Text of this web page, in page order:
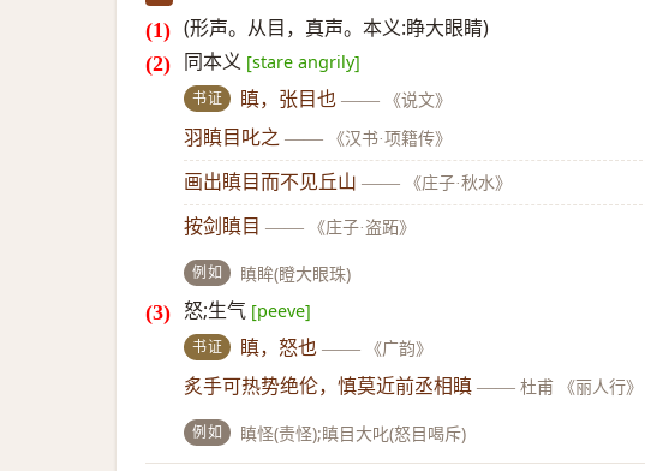
(形声。从目，真声。本义:睁大眼睛)
同本义 [stare angrily]
书证 瞋，张目也 —— 《说文》
羽瞋目叱之 —— 《汉书·项籍传》
画出瞋目而不见丘山 —— 《庄子·秋水》
按剑瞋目 —— 《庄子·盗跖》
例如 瞋眸(瞪大眼珠)
怒;生气 [peeve]
书证 瞋，怒也 —— 《广韵》
炙手可热势绝伦，慎莫近前丞相瞋 —— 杜甫 《丽人行》
例如 瞋怪(责怪);瞋目大叱(怒目喝斥)